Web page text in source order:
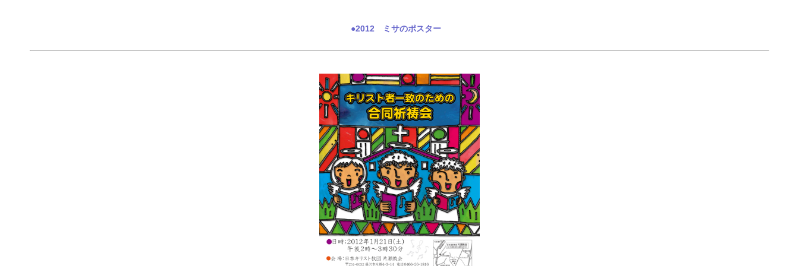
●2012 ミサのポスター